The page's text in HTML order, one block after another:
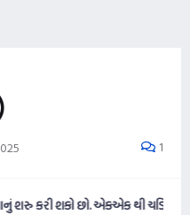
1
શકો છો. એકએક થી ચડિયાતી